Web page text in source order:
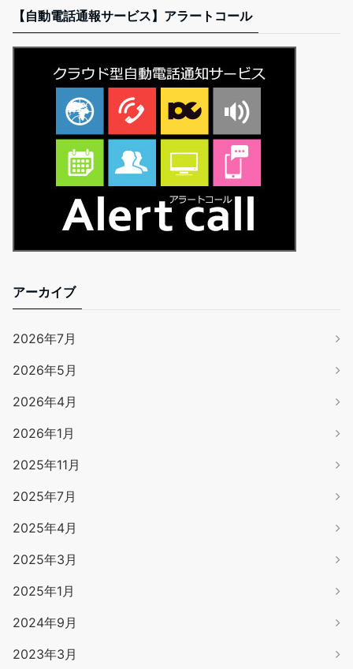
【自動電話通報サービス】アラートコール
アーカイブ
2026年7月
2026年5月
2026年4月
2026年1月
2025年11月
2025年7月
2025年4月
2025年3月
2025年1月
2024年9月
2023年3月